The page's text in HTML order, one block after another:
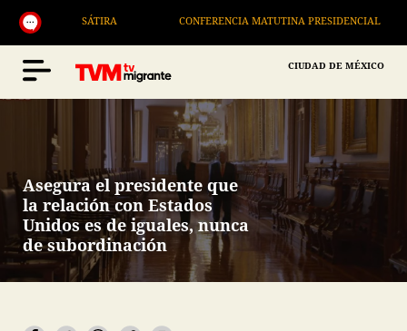
SÁTIRA CONFERENCIA MATUTINA PRESIDENCIAL
CIUDAD DE MÉXICO
Asegura el presidente que
la relación con Estados
Unidos es de iguales, nunca
de subordinación